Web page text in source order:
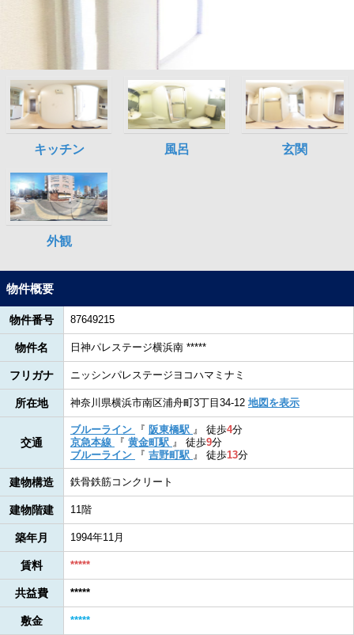
物件概要
物件番号 87649215
物件名 日神パレステージ横浜南 *****
フリガナ ニッシンパレステージヨコハマミナミ
所在地 神奈川県横浜市南区浦舟町3丁目34-12 地図を表示
交通
ブルーライン 『 阪東橋駅 』 徒歩4分
京急本線
『 黄金町駅 』 徒歩9分
ブルーライン
『 吉野町駅 』 徒歩13分
建物構造 鉄骨鉄筋コンクリート
建物階建 11階
築年月 1994年11月
賃料 *****
共益費 *****
敷金 *****